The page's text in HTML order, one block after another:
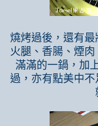
燒烤過後，還有
火腿、香腸、煙
滿滿的一鍋，加
過，亦有點美中不